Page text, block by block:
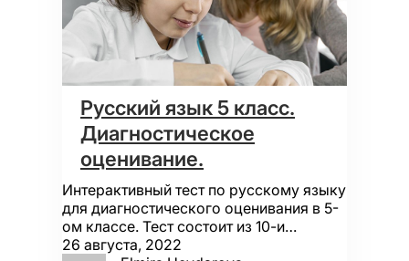
Русский язык 5 класс.
Диагностическое
оценивание.
Интерактивный тест по русскому языку
для диагностического оценивания в 5-
ом классе. Тест состоит из 10-и…
26 августа, 2022